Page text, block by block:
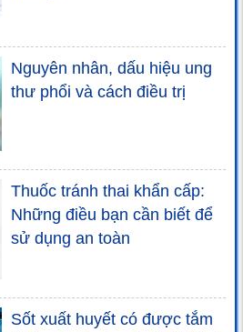
Nguyên nhân, dấu hiệu ung
thư phổi và cách điều trị
Thuốc tránh thai khẩn cấp:
Những điều bạn cần biết để
sử dụng an toàn
Sốt xuất huyết có được tắm